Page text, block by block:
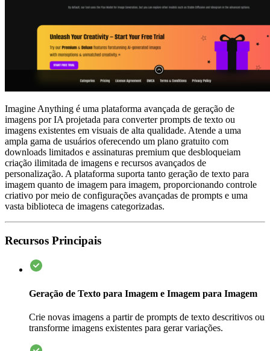
Imagine Anything é uma plataforma avançada de geração de
imagens por IA projetada para converter prompts de texto ou
imagens existentes em visuais de alta qualidade. Atende a uma
ampla gama de usuários oferecendo um plano gratuito com
downloads limitados e assinaturas premium que desbloqueiam
criação ilimitada de imagens e recursos avançados de
personalização. A plataforma suporta tanto geração de texto para
imagem quanto de imagem para imagem, proporcionando controle
criativo por meio de configurações avançadas de prompts e uma
vasta biblioteca de imagens categorizadas.
Recursos Principais
Geração de Texto para Imagem e Imagem para Imagem
Crie novas imagens a partir de prompts de texto descritivos ou
transforme imagens existentes para gerar variações.